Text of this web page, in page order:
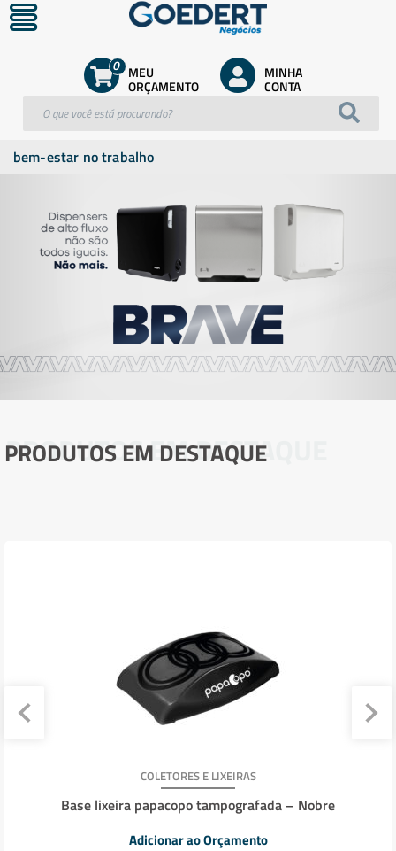
MEU
ORÇAMENTO
0 MINHA
CONTA
bem-estar no trabalho
PRODUTOS EM DESTAQUE
PRODUTOS EM DESTAQUE
COLETORES E LIXEIRAS
Base lixeira papacopo tampografada – Nobre
Adicionar ao Orçamento